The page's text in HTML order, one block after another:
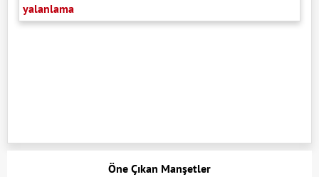
yalanlama
Öne Çıkan Manşetler